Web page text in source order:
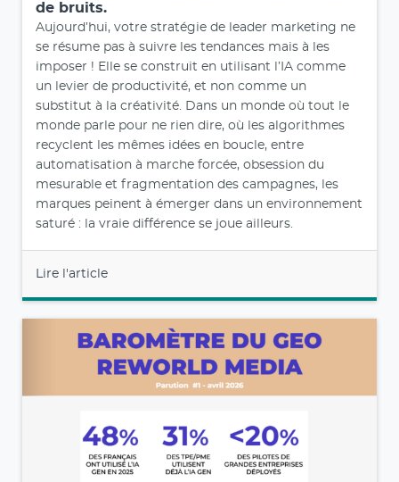
de bruits.
Aujourd’hui, votre stratégie de leader marketing ne
se résume pas à suivre les tendances mais à les
imposer ! Elle se construit en utilisant l’IA comme
un levier de productivité, et non comme un
substitut à la créativité. Dans un monde où tout le
monde parle pour ne rien dire, où les algorithmes
recyclent les mêmes idées en boucle, entre
automatisation à marche forcée, obsession du
mesurable et fragmentation des campagnes, les
marques peinent à émerger dans un environnement
saturé : la vraie différence se joue ailleurs.
Lire l'article